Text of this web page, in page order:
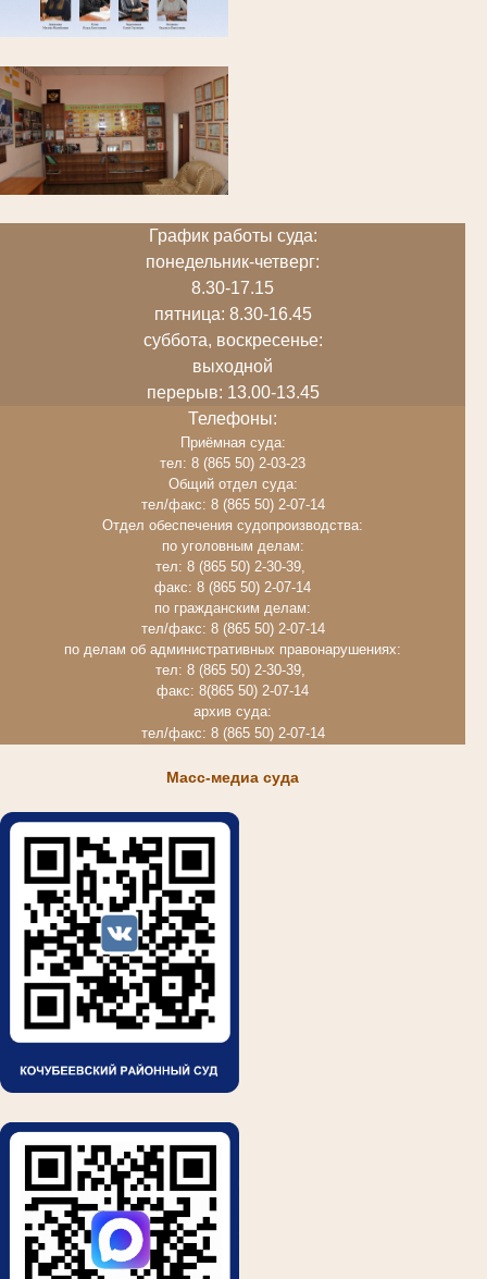
График работы суда:
понедельник-четверг:
8.30-17.15
пятница: 8.30-16.45
суббота, воскресенье:
выходной
перерыв: 13.00-13.45
Телефоны:
Приёмная суда:
тел: 8 (865 50) 2-03-23
Общий отдел суда:
тел/факс: 8 (865 50) 2-07-14
Отдел обеспечения судопроизводства:
по уголовным делам:
тел: 8 (865 50) 2-30-39,
факс: 8 (865 50) 2-07-14
по гражданским делам:
тел/факс: 8 (865 50) 2-07-14
по делам об административных правонарушениях:
тел: 8 (865 50) 2-30-39,
факс: 8(865 50) 2-07-14
архив суда:
тел/факс: 8 (865 50) 2-07-14
Масс-медиа суда